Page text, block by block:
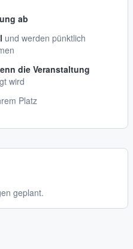
ab
und werden pünktlich
die Veranstaltung
wird
Platz
geplant.